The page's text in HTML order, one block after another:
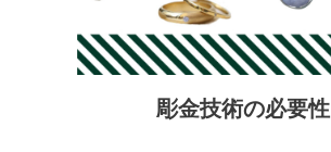
彫金技術の必要性